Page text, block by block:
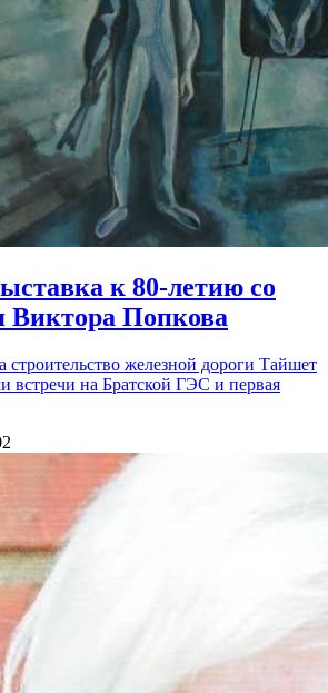
к 80-летию со
Виктора Попкова
строительство железной дороги Тайшет
встречи на Братской ГЭС и первая